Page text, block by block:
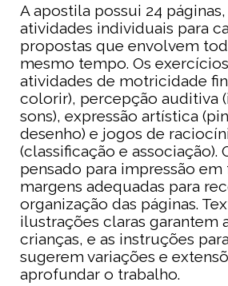
A apostila possui 24
atividades individuais para
propostas que envolvem
mesmo tempo. Os
atividades de motricidade
colorir), percepção auditiva
sons), expressão artística
desenho) e jogos de
(classificação e associação).
pensado para impressão
margens adequadas para
organização das páginas.
ilustrações claras garantem
crianças, e as instruções
sugerem variações e
aprofundar o trabalho.